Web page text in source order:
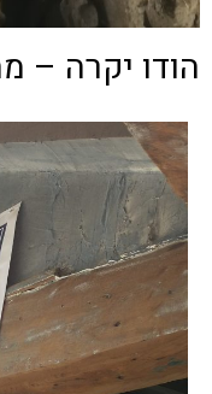
הודו יקרה –